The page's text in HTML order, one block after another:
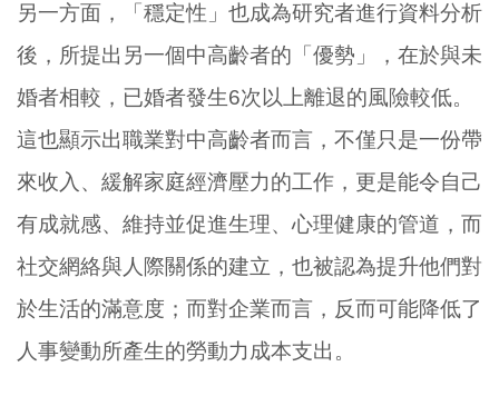
另一方面，「穩定性」也成為研究者進行資料分析
後，所提出另一個中高齡者的「優勢」，在於與未
婚者相較，已婚者發生6次以上離退的風險較低。
這也顯示出職業對中高齡者而言，不僅只是一份帶
來收入、緩解家庭經濟壓力的工作，更是能令自己
有成就感、維持並促進生理、心理健康的管道，而
社交網絡與人際關係的建立，也被認為提升他們對
於生活的滿意度；而對企業而言，反而可能降低了
人事變動所產生的勞動力成本支出。